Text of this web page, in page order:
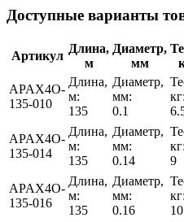
Доступные варианты
Артикул
Длина,
м
Диаметр,
мм
APAX4O-
135-010
Длина,
м:
135
Диаметр,
мм:
0.1
кг:
APAX4O-
135-014
Длина,
м:
135
Диаметр,
мм:
0.14
кг:
9
APAX4O-
135-016
Длина,
м:
135
Диаметр,
мм:
0.16
кг: